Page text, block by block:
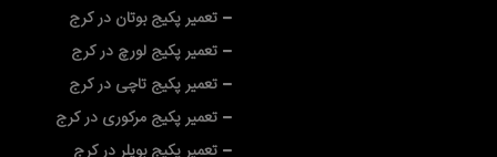
تعمیر پکیج بوتان در کرج
تعمیر پکیج لورچ در کرج
تعمیر پکیج تاچی در کرج
تعمیر پکیج مرکوری در کرج
تعمیر پکیج بویلر در کرج